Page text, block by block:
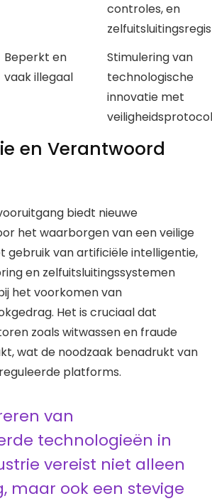
controles, en
Beperkt en
vaak illegaal
Stimulering van
technologische
innovatie met
en Verantwoord
biedt nieuwe
het waarborgen van een veilige
gebruik van artificiële intelligentie,
en zelfuitsluitingssystemen
het voorkomen van
Het is cruciaal dat
zoals witwassen en fraude
wat de noodzaak benadrukt van
platforms.
van
technologieën in
vereist niet alleen
maar ook een stevige